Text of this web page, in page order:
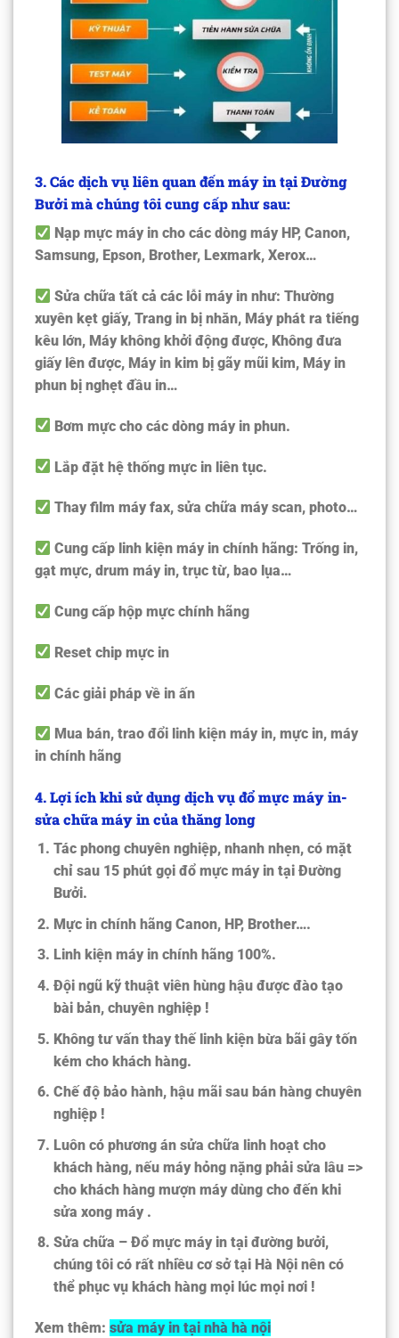
3. Các dịch vụ liên quan đến máy in tại Đường
Bưởi mà chúng tôi cung cấp như sau:
Nạp mực máy in cho các dòng máy HP, Canon,
Samsung, Epson, Brother, Lexmark, Xerox…
Sửa chữa tất cả các lỗi máy in như: Thường
xuyên kẹt giấy, Trang in bị nhăn, Máy phát ra tiếng
kêu lớn, Máy không khởi động được, Không đưa
giấy lên được, Máy in kim bị gãy mũi kim, Máy in
phun bị nghẹt đầu in…
Bơm mực cho các dòng máy in phun.
Lắp đặt hệ thống mực in liên tục.
Thay film máy fax, sửa chữa máy scan, photo…
Cung cấp linh kiện máy in chính hãng: Trống in,
gạt mực, drum máy in, trục từ, bao lụa…
Cung cấp hộp mực chính hãng
Reset chip mực in
Các giải pháp về in ấn
Mua bán, trao đổi linh kiện máy in, mực in, máy
in chính hãng
4. Lợi ích khi sử dụng dịch vụ đổ mực máy in-
sửa chữa máy in của thăng long
Tác phong chuyên nghiệp, nhanh nhẹn, có mặt
chỉ sau 15 phút gọi đổ mực máy in tại Đường
Bưởi.
Mực in chính hãng Canon, HP, Brother….
Linh kiện máy in chính hãng 100%.
Đội ngũ kỹ thuật viên hùng hậu được đào tạo
bài bản, chuyên nghiệp !
Không tư vấn thay thế linh kiện bừa bãi gây tốn
kém cho khách hàng.
Chế độ bảo hành, hậu mãi sau bán hàng chuyên
nghiệp !
Luôn có phương án sửa chữa linh hoạt cho
khách hàng, nếu máy hỏng nặng phải sửa lâu =>
cho khách hàng mượn máy dùng cho đến khi
sửa xong máy .
Sửa chữa – Đổ mực máy in tại đường bưởi,
chúng tôi có rất nhiều cơ sở tại Hà Nội nên có
thể phục vụ khách hàng mọi lúc mọi nơi !
Xem thêm: sửa máy in tại nhà hà nội